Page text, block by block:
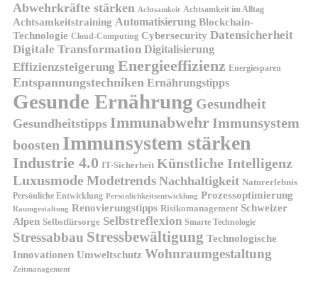
Abwehrkräfte stärken Achtsamkeit Achtsamkeit im Alltag
Achtsamkeitstraining Automatisierung Blockchain-
Technologie Cloud-Computing Cybersecurity Datensicherheit
Digitale Transformation Digitalisierung
Effizienzsteigerung Energieeffizienz Energiesparen
Entspannungstechniken Ernährungstipps
Gesunde Ernährung Gesundheit
Gesundheitstipps Immunabwehr Immunsystem
boosten Immunsystem stärken
Industrie 4.0 IT-Sicherheit Künstliche Intelligenz
LuxusmodeModetrends Nachhaltigkeit Naturerlebnis
Persönliche Entwicklung Persönlichkeitsentwicklung Prozessoptimierung
Raumgestaltung Renovierungstipps Risikomanagement Schweizer
Alpen Selbstfürsorge Selbstreflexion Smarte Technologie
Stressabbau Stressbewältigung Technologische
Innovationen Umweltschutz Wohnraumgestaltung
Zeitmanagement